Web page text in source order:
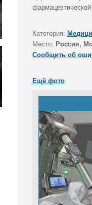
Категория:
Место: Россия,
Сообщить об
Ещё фото